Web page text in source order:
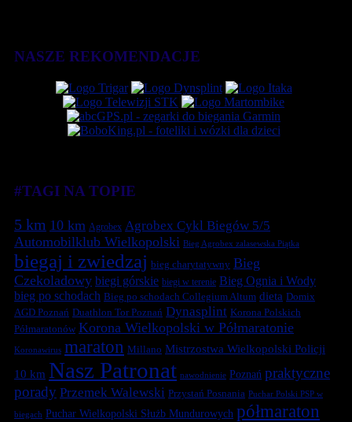
NASZE REKOMENDACJE
#TAGI NA TOPIE
5 km 10 km Agrobex Agrobex Cykl Biegów 5/5
Automobilklub Wielkopolski Bieg Agrobex zalasewska Piątka
biegaj i zwiedzaj bieg charytatywny Bieg
Czekoladowy biegi górskie biegi w terenie Bieg Ognia i Wody
bieg po schodach Bieg po schodach Collegium Altum dieta Domix
AGD Poznań Duathlon Tor Poznań Dynasplint Korona Polskich
Półmaratonów Korona Wielkopolski w Półmaratonie
Koronawirus maraton Millano Mistrzostwa Wielkopolski Policji
10 km Nasz Patronat nawodnienie Poznań praktyczne
porady Przemek Walewski Przystań Posnania Puchar Polski PSP w
biegach Puchar Wielkopolski Służb Mundurowych półmaraton